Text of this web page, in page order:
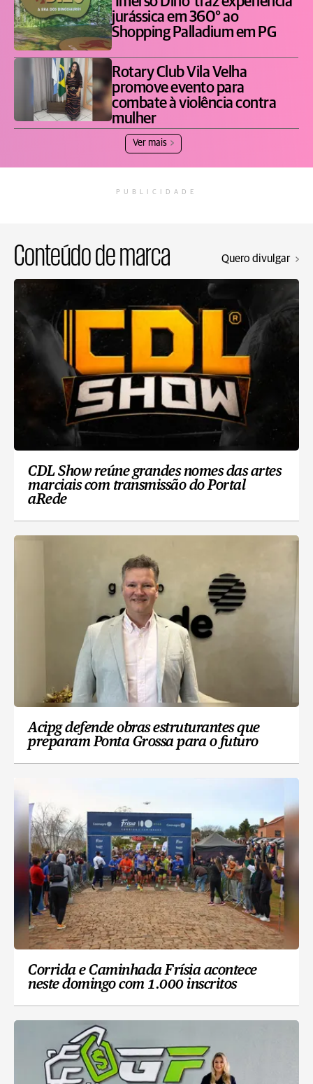
jurássica em 360° ao
Shopping Palladium em PG
Rotary Club Vila Velha
promove evento para
combate à violência contra
mulher
Ver mais
PUBLICIDADE
Conteúdo de marca Quero divulgar
CDL Show reúne grandes nomes das artes
marciais com transmissão do Portal
aRede
Acipg defende obras estruturantes que
preparam Ponta Grossa para o futuro
Corrida e Caminhada Frísia acontece
neste domingo com 1.000 inscritos